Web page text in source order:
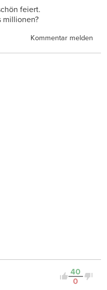
feiert.
millionen?
Kommentar melden
40
0